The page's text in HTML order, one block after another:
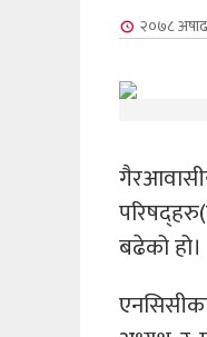
२०७८
बढेको हो।